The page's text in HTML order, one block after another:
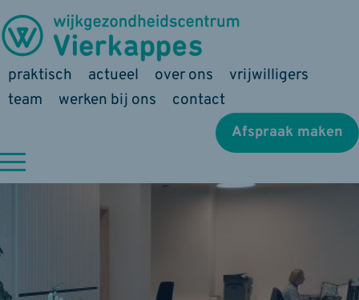
praktisch actueel over ons
vrijwilligers
team
werken bij ons contact
Afspraak maken